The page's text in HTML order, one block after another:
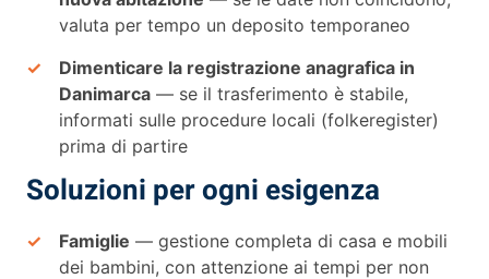
valuta per tempo un deposito temporaneo
Dimenticare la registrazione anagrafica in
Danimarca — se il trasferimento è stabile,
informati sulle procedure locali (folkeregister)
prima di partire
Soluzioni per ogni esigenza
Famiglie — gestione completa di casa e mobili
dei bambini, con attenzione ai tempi per non